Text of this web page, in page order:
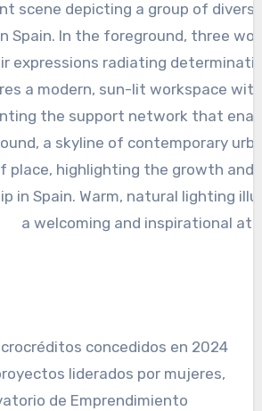
concedidos en 2024
liderados por mujeres,
de Emprendimiento